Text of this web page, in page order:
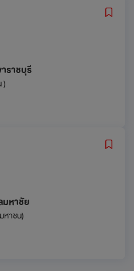
ราชบุรี
)
เซ็นทรัลมหาชัย
หาชน)